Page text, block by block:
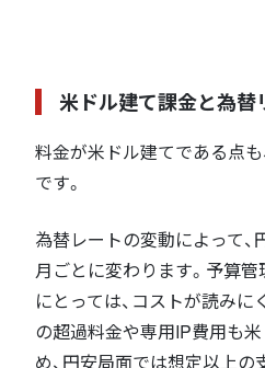
米ドル建て課金と為替
料金が米ドル建てである点
です。
為替レートの変動によって
月ごとに変わります。予算
にとっては、コストが読み
の超過料金や専用IP費用も
め、円安局面では想定以上